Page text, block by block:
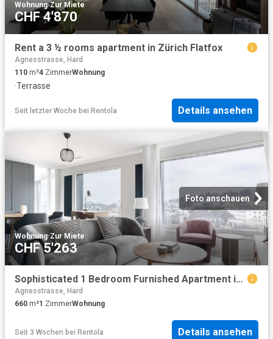
Wohnung·Zur Miete
CHF 4'870
Rent a 3 ½ rooms apartment in Zürich Flatfox
Agnesstrasse, Hard
110 m²4 ZimmerWohnung
·Terrasse
Seit letzter Woche bei Rentola Details ansehen
Foto anschauen
Wohnung·Zur Miete
CHF 5'263
Sophisticated 1 Bedroom Furnished Apartment in Enge, Zurich Amsterdam Apartments for Rent
Agnesstrasse, Hard
660 m²1 ZimmerWohnung
Seit 3 Wochen bei Rentola Details ansehen